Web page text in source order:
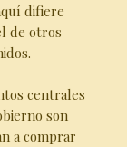
difiere
de otros
centrales
son
a comprar